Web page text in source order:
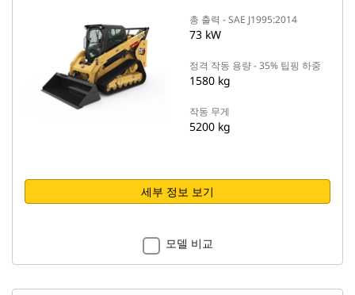
총 출력 - SAE J1995:2014
73 kW
정격 작동 용량 - 35% 팁핑 하중
1580 kg
작동 무게
5200 kg
세부 정보 보기
모델 비교